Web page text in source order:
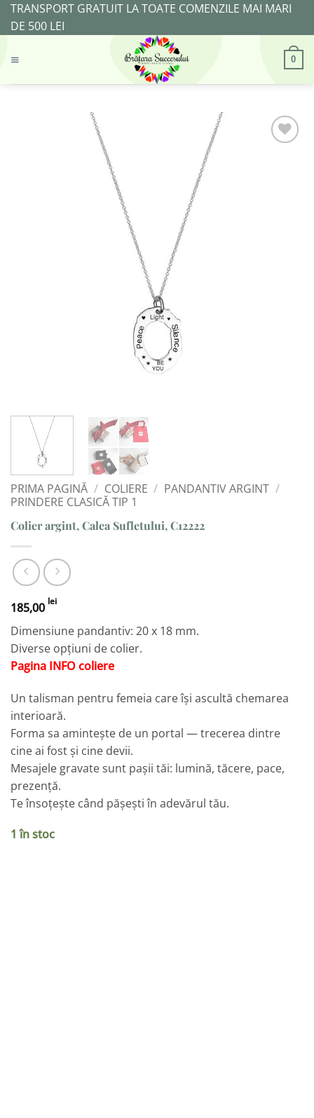
SkipTRANSPORT GRATUIT LA TOATE COMENZILE MAI MARI
DE 500 LEI
0
PRIMA PAGINĂ / COLIERE / PANDANTIV ARGINT /
PRINDERE CLASICĂ TIP 1
Colier argint, Calea Sufletului, C12222
185,00 lei
Dimensiune pandantiv: 20 x 18 mm.
Diverse opțiuni de colier.
Pagina INFO coliere
Un talisman pentru femeia care își ascultă chemarea
interioară.
Forma sa amintește de un portal — trecerea dintre
cine ai fost și cine devii.
Mesajele gravate sunt pașii tăi: lumină, tăcere, pace,
prezență.
Te însoțește când pășești în adevărul tău.
1 în stoc